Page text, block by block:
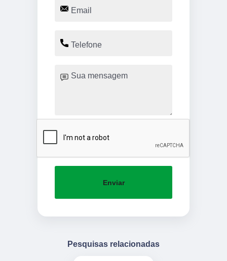
Enviar
Pesquisas relacionadas